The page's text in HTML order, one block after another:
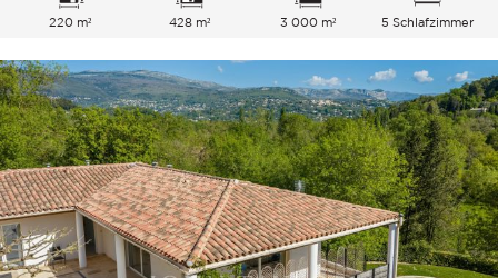
220 m² 428 m² 3 000 m² 5 Schlafzimmer